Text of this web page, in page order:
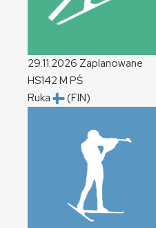
29.11.2026 Zaplanowane
HS142M PŚ
Ruka
(FIN)